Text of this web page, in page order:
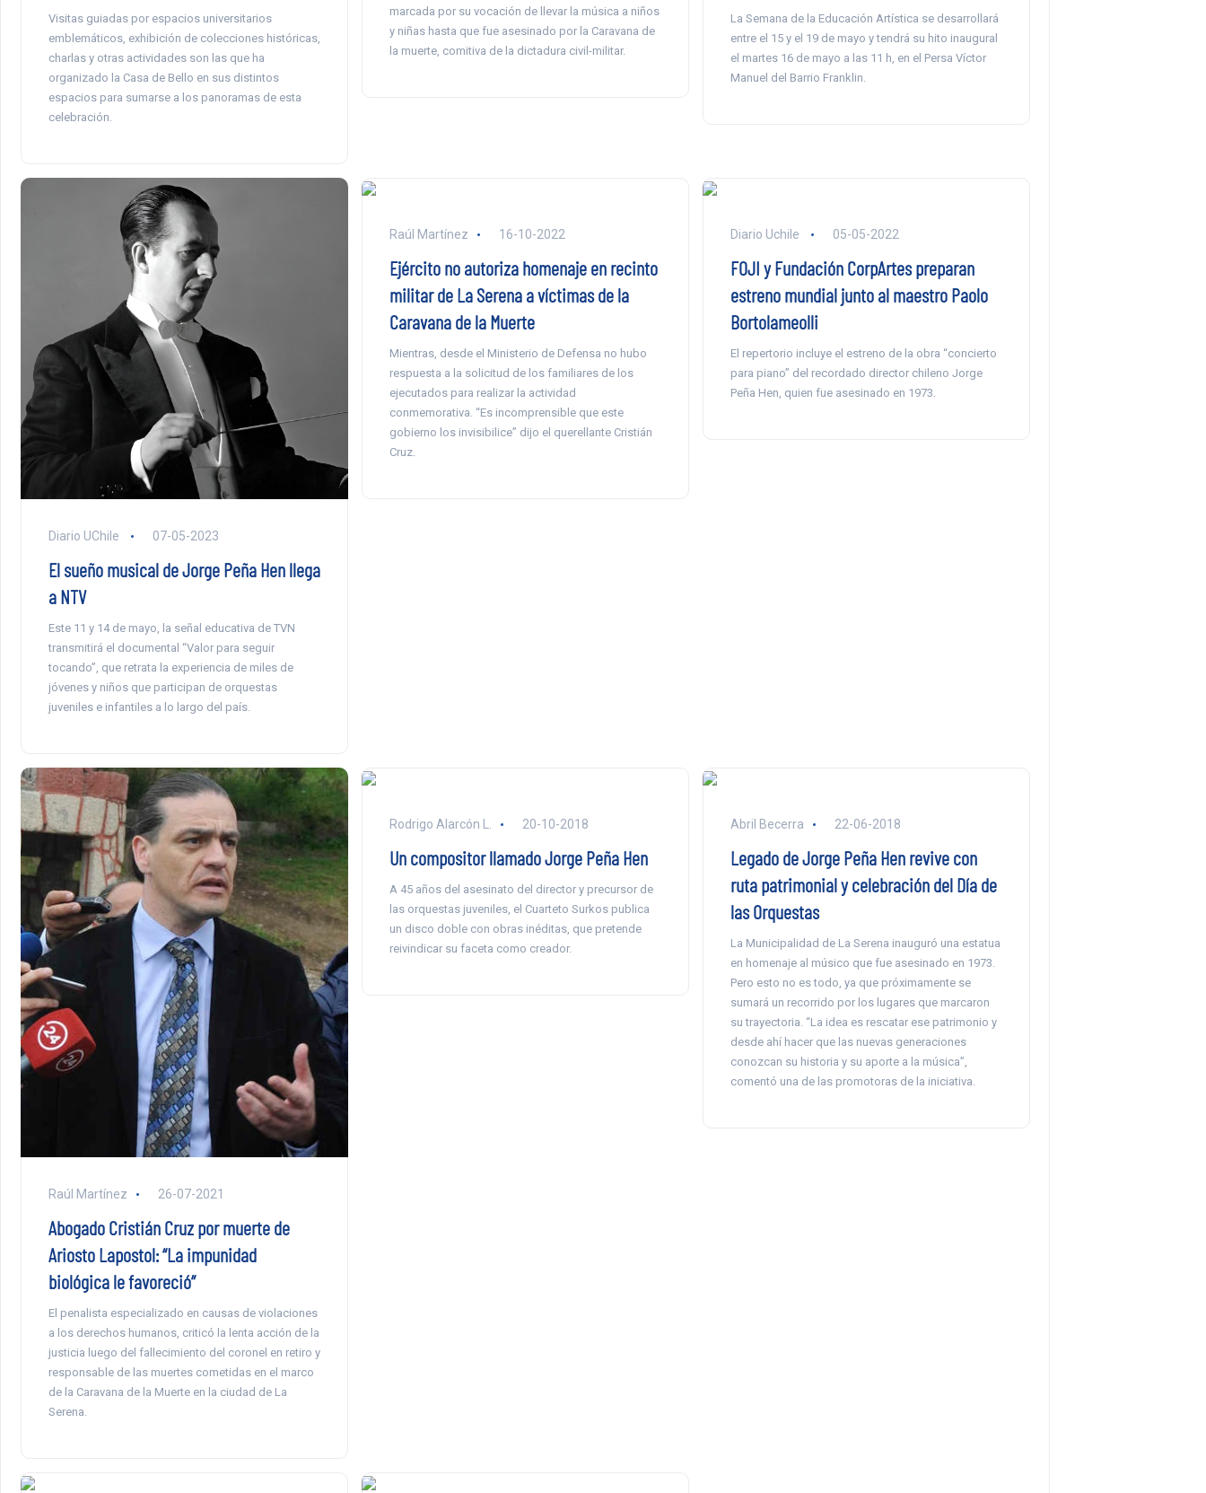
Visitas guiadas por espacios universitarios
emblemáticos, exhibición de colecciones históricas,
charlas y otras actividades son las que ha
organizado la Casa de Bello en sus distintos
espacios para sumarse a los panoramas de esta
celebración.
marcada por su vocación de llevar la música a niños
y niñas hasta que fue asesinado por la Caravana de
la muerte, comitiva de la dictadura civil-militar.
La Semana de la Educación Artística se desarrollará
entre el 15 y el 19 de mayo y tendrá su hito inaugural
el martes 16 de mayo a las 11 h, en el Persa Víctor
Manuel del Barrio Franklin.
Diario UChile 07-05-2023
El sueño musical de Jorge Peña Hen llega
a NTV
Este 11 y 14 de mayo, la señal educativa de TVN
transmitirá el documental “Valor para seguir
tocando”, que retrata la experiencia de miles de
jóvenes y niños que participan de orquestas
juveniles e infantiles a lo largo del país.
Raúl Martínez 16-10-2022
Ejército no autoriza homenaje en recinto
militar de La Serena a víctimas de la
Caravana de la Muerte
Mientras, desde el Ministerio de Defensa no hubo
respuesta a la solicitud de los familiares de los
ejecutados para realizar la actividad
conmemorativa. “Es incomprensible que este
gobierno los invisibilice” dijo el querellante Cristián
Cruz.
Diario Uchile 05-05-2022
FOJI y Fundación CorpArtes preparan
estreno mundial junto al maestro Paolo
Bortolameolli
El repertorio incluye el estreno de la obra “concierto
para piano” del recordado director chileno Jorge
Peña Hen, quien fue asesinado en 1973.
Raúl Martínez 26-07-2021
Abogado Cristián Cruz por muerte de
Ariosto Lapostol: “La impunidad
biológica le favoreció”
El penalista especializado en causas de violaciones
a los derechos humanos, criticó la lenta acción de la
justicia luego del fallecimiento del coronel en retiro y
responsable de las muertes cometidas en el marco
de la Caravana de la Muerte en la ciudad de La
Serena.
Rodrigo Alarcón L. 20-10-2018
Un compositor llamado Jorge Peña Hen
A 45 años del asesinato del director y precursor de
las orquestas juveniles, el Cuarteto Surkos publica
un disco doble con obras inéditas, que pretende
reivindicar su faceta como creador.
Abril Becerra 22-06-2018
Legado de Jorge Peña Hen revive con
ruta patrimonial y celebración del Día de
las Orquestas
La Municipalidad de La Serena inauguró una estatua
en homenaje al músico que fue asesinado en 1973.
Pero esto no es todo, ya que próximamente se
sumará un recorrido por los lugares que marcaron
su trayectoria. “La idea es rescatar ese patrimonio y
desde ahí hacer que las nuevas generaciones
conozcan su historia y su aporte a la música”,
comentó una de las promotoras de la iniciativa.